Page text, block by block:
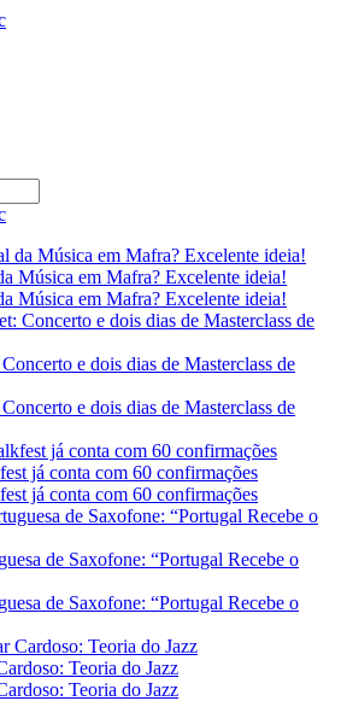
Música em Mafra? Excelente ideia!
Música em Mafra? Excelente ideia!
e dois dias de Masterclass de
e dois dias de Masterclass de
já conta com 60 confirmações
já conta com 60 confirmações
de Saxofone: “Portugal Recebe o
de Saxofone: “Portugal Recebe o
Teoria do Jazz
Teoria do Jazz